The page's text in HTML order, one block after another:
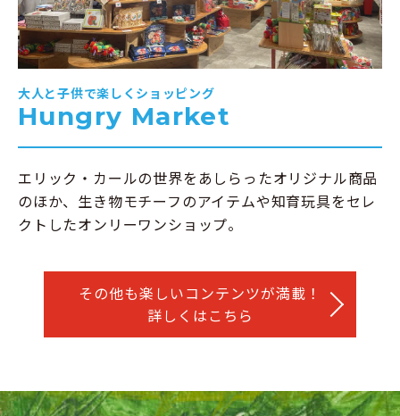
大人と子供で楽しくショッピング
Hungry Market
エリック・カールの世界をあしらったオリジナル商品
のほか、生き物モチーフのアイテムや知育玩具をセレ
クトしたオンリーワンショップ。
その他も楽しいコンテンツが満載！
詳しくはこちら